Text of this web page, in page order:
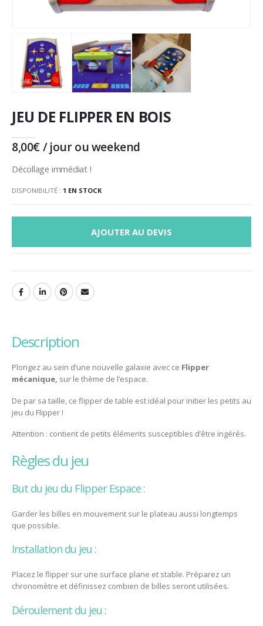
JEU DE FLIPPER EN BOIS
8,00€/ jour ou weekend
Décollage immédiat !
DISPONIBILITÉ : 1 EN STOCK
AJOUTER AU DEVIS
description
Plongez au sein d’une nouvelle galaxie avec ce Flipper
mécanique, sur le thème de l’espace.
De par sa taille, ce flipper de table est idéal pour initier les petits au
jeu du Flipper !
Attention : contient de petits éléments susceptibles d’être ingérés.
règles du jeu
But du jeu du Flipper Espace :
Garder les billes en mouvement sur le plateau aussi longtemps
que possible.
Installation du jeu :
Placez le flipper sur une surface plane et stable. Préparez un
chronomètre et définissez combien de billes seront utilisées.
Déroulement du jeu :